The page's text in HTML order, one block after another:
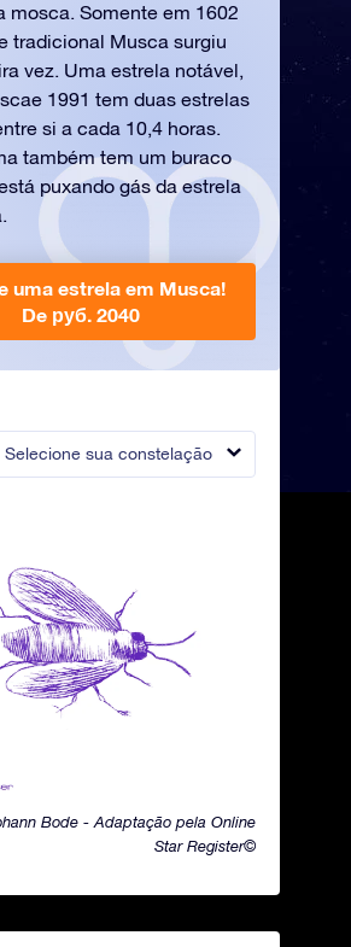
Selecione sua constelação
Bode - Adaptação pela Online
Star Register©
mosca. Somente em 1602
tradicional Musca surgiu
vez. Uma estrela notável,
1991 tem duas estrelas
si a cada 10,4 horas.
também tem um buraco
puxando gás da estrela
uma estrela em Musca!
De руб. 2040